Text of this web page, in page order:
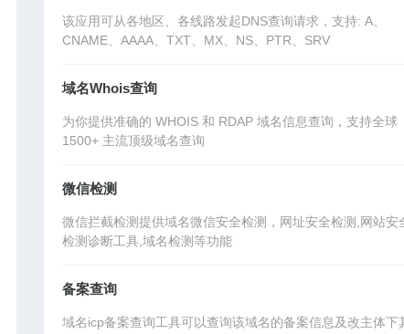
该应用可从各地区、各线路发起DNS查询请求，支持: A、
CNAME、AAAA、TXT、MX、NS、PTR、SRV
域名Whois查询
为你提供准确的 WHOIS 和 RDAP 域名信息查询，支持全球
1500+ 主流顶级域名查询
微信检测
微信拦截检测提供域名微信安全检测，网址安全检测,网站安
检测诊断工具,域名检测等功能
备案查询
域名icp备案查询工具可以查询该域名的备案信息及改主体下